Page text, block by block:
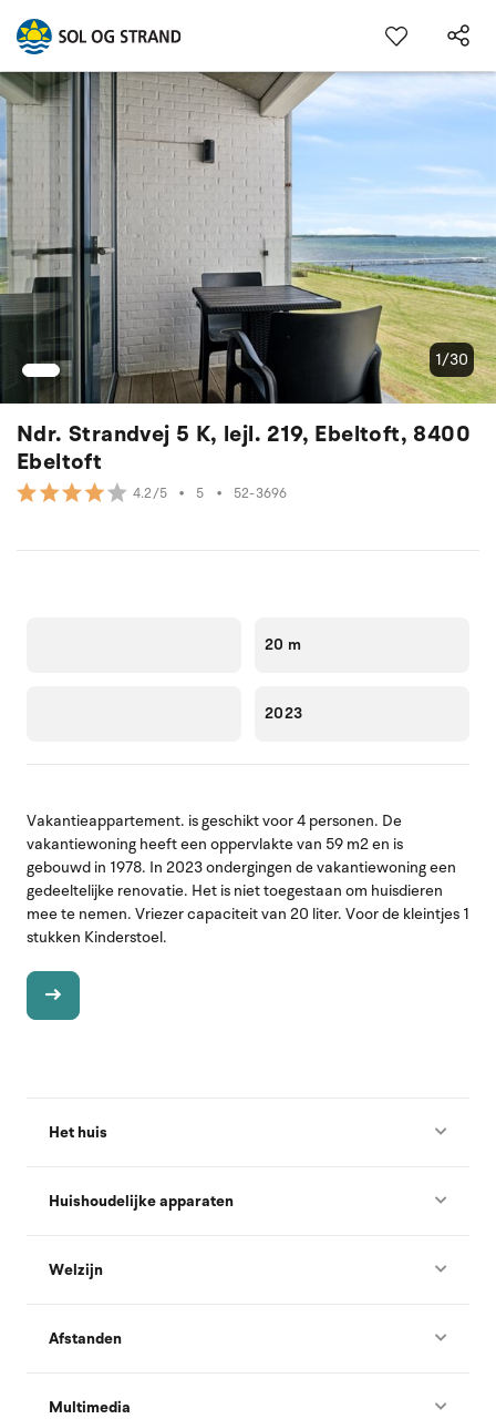
Ndr. Strandvej 5 K, lejl. 219, Ebeltoft, 8400
Ebeltoft
4.2/5 • 5 • 52-3696
1/30
20 m
2023
Vakantieappartement. is geschikt voor 4 personen. De
vakantiewoning heeft een oppervlakte van 59 m2 en is
gebouwd in 1978. In 2023 ondergingen de vakantiewoning een
gedeeltelijke renovatie. Het is niet toegestaan om huisdieren
mee te nemen. Vriezer capaciteit van 20 liter. Voor de kleintjes 1
stukken Kinderstoel.
Het huis
Huishoudelijke apparaten
Welzijn
Afstanden
Multimedia